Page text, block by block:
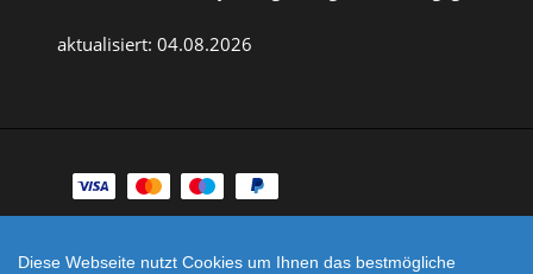
aktualisiert: 04.08.2026
Zahlungsarten
Diese Webseite nutzt Cookies um Ihnen das bestmögliche